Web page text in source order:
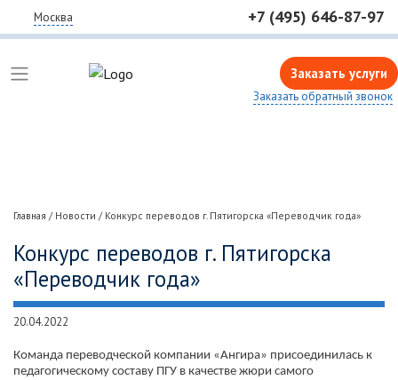
Москва +7 (495) 646-87-97
Заказать услуги
Заказать обратный звонок
Главная / Новости / Конкурс переводов г. Пятигорска «Переводчик года»
Конкурс переводов г. Пятигорска
«Переводчик года»
20.04.2022
Команда переводческой компании «Ангира» присоединилась к
педагогическому составу ПГУ в качестве жюри самого